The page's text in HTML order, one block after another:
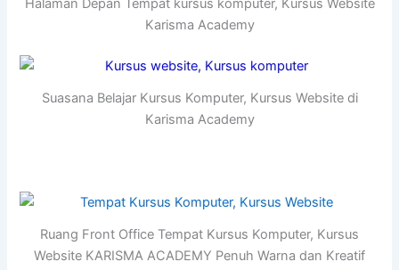
Halaman Depan Tempat kursus komputer, Kursus Website
Karisma Academy
Suasana Belajar Kursus Komputer, Kursus Website di
Karisma Academy
Ruang Front Office Tempat Kursus Komputer, Kursus
Website KARISMA ACADEMY Penuh Warna dan Kreatif